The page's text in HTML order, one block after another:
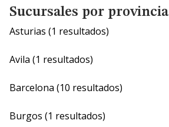
Sucursales por provincia
Asturias (1 resultados)
Avila (1 resultados)
Barcelona (10 resultados)
Burgos (1 resultados)